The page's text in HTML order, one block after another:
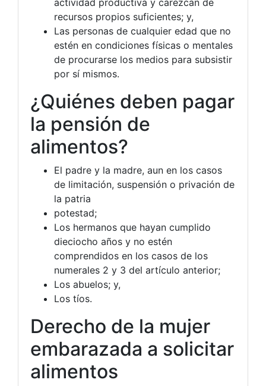
actividad productiva y carezcan de
recursos propios suficientes; y,
Las personas de cualquier edad que no
estén en condiciones físicas o mentales
de procurarse los medios para subsistir
por sí mismos.
¿Quiénes deben pagar
la pensión de
alimentos?
El padre y la madre, aun en los casos
de limitación, suspensión o privación de
la patria
potestad;
Los hermanos que hayan cumplido
dieciocho años y no estén
comprendidos en los casos de los
numerales 2 y 3 del artículo anterior;
Los abuelos; y,
Los tíos.
Derecho de la mujer
embarazada a solicitar
alimentos